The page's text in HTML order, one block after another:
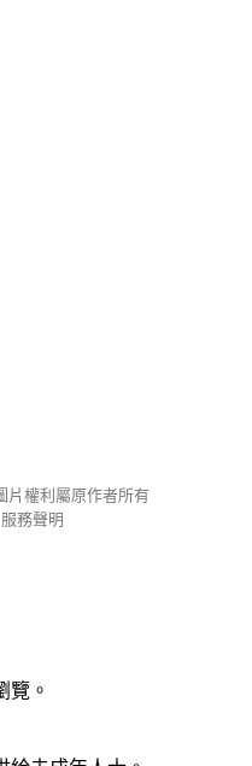
片權利屬原作者所有
服務聲明
覽。